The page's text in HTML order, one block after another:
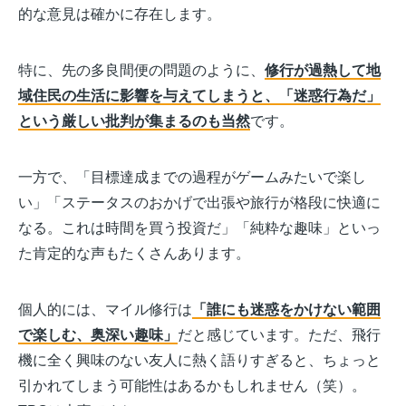
的な意見は確かに存在します。
特に、先の多良間便の問題のように、 修行が過熱して地
域住民の生活に影響を与えてしまうと、「迷惑行為だ」
という厳しい批判が集まるのも当然です。
一方で、「目標達成までの過程がゲームみたいで楽し
い」「ステータスのおかげで出張や旅行が格段に快適に
なる。これは時間を買う投資だ」「純粋な趣味」といっ
た肯定的な声もたくさんあります。
個人的には、マイル修行は 「誰にも迷惑をかけない範囲
で楽しむ、奥深い趣味」 だと感じています。ただ、飛行
機に全く興味のない友人に熱く語りすぎると、ちょっと
引かれてしまう可能性はあるかもしれません（笑）。